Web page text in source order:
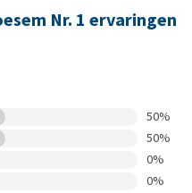
Nr. 1 ervaringen
50%
50%
0%
0%